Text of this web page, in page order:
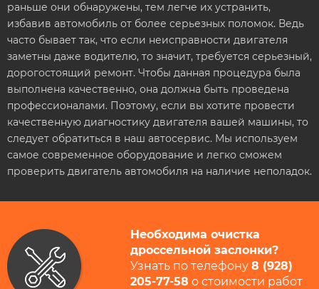
раньше они обнаружены, тем легче их устранить,
избавив автомобиль от более серьезных поломок. Ведь
часто бывает так, что если неисправности двигателя
заметны даже водителю, то значит, требуется серьезный,
дорогостоящий ремонт. Чтобы данная процедура была
выполнена качественно, она должна быть проведена
профессионалами. Поэтому, если вы хотите провести
качественную диагностику двигателя вашей машины, то
следует обратиться в наш автосервис. Мы используем
самое современное оборудование и легко сможем
проверить двигатель автомобиля на наличие неполадок.
Необходима очистка
дроссельной заслонки?
Узнать по телефону 8 (928)
205-77-58 ​ о стоимости работ​